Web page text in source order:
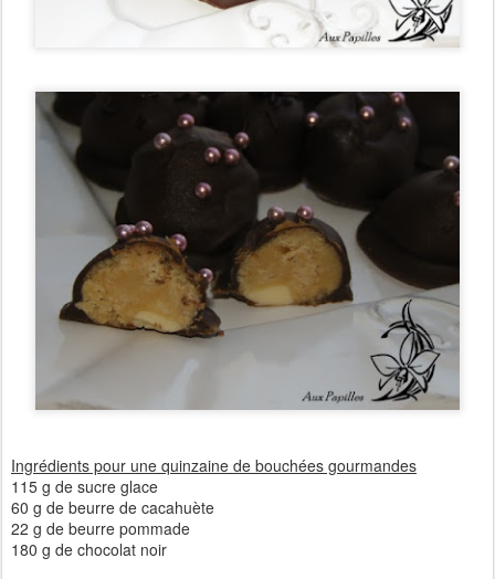
Ingrédients pour une quinzaine de bouchées gourmandes
115 g de sucre glace
60 g de beurre de cacahuète
22 g de beurre pommade
180 g de chocolat noir